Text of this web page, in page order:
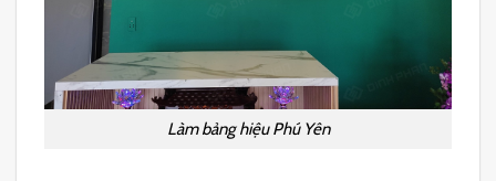
Làm bảng hiệu Phú Yên